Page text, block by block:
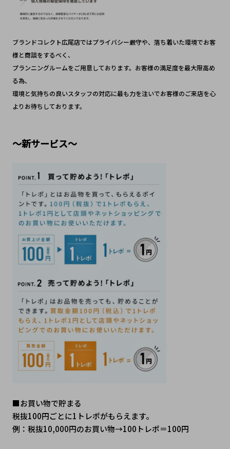
ブランドコレクト広尾店ではプライバシー厳守や、落ち着いた環境でお客
様と商談をするべく、
プランニングルームをご用意しております。お客様の満足度を最大限高め
る為、
環境と気持ちの良いスタッフの対応に最も力を注いでお客様のご来店を心
よりお待ちしております。
～新サービス～
■お買い物で貯まる
税抜100円ごとに1トレポがもらえます。
例：税抜10,000円のお買い物→100トレポ＝100円